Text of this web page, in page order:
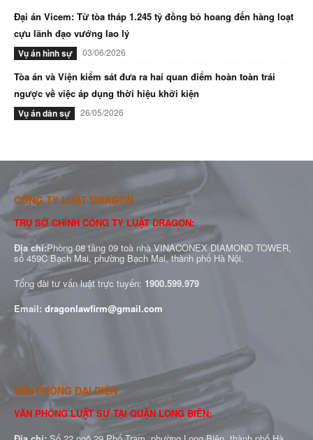
Đại án Vicem: Từ tòa tháp 1.245 tỷ đồng bỏ hoang đến hàng loạt
cựu lãnh đạo vướng lao lý
Vụ án hình sự 03/06/2026
Tòa án và Viện kiểm sát đưa ra hai quan điểm hoàn toàn trái
ngược về việc áp dụng thời hiệu khởi kiện
Vụ án dân sự 26/05/2026
CÔNG TY LUẬT DRAGON
TRỤ SỞ CHÍNH CÔNG TY LUẬT DRAGON:
Địa chỉ:Phòng 08 tầng 09 toà nhà VINACONEX DIAMOND TOWER,
số 459C Bạch Mai, phường Bạch Mai, thành phố Hà Nội.
Tổng đài tư vấn luật trực tuyến: 1900.599.979
Email: dragonlawfirm@gmail.com
VĂN PHÒNG ĐẠI DIỆN
VĂN PHÒNG LUẬT SƯ TẠI QUẬN LONG BIÊN: